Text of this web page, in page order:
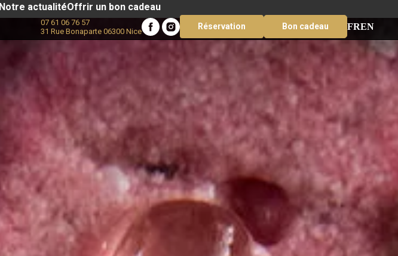
Notre actualité​Offrir un bon cadeau
07 61 06 76 57
31 Rue Bonaparte 06300 Nice
Réservation Bon cadeau FREN